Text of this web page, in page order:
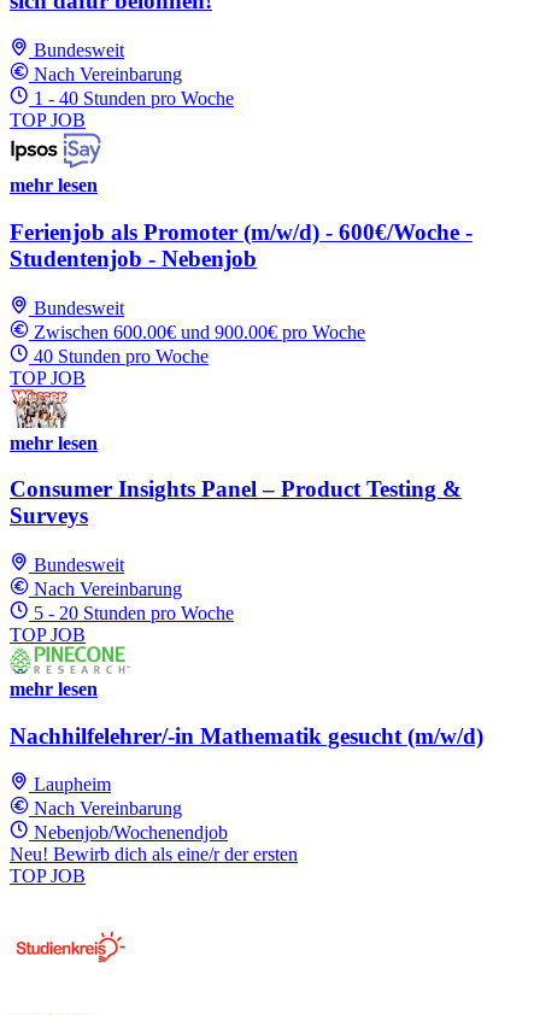
Bundesweit
Nach Vereinbarung
1 - 40 Stunden pro Woche
TOP JOB
mehr lesen
Ferienjob als Promoter (m/w/d) - 600€/Woche -
Studentenjob - Nebenjob
Bundesweit
Zwischen 600.00€ und 900.00€ pro Woche
40 Stunden pro Woche
TOP JOB
mehr lesen
Consumer Insights Panel – Product Testing &
Surveys
Bundesweit
Nach Vereinbarung
5 - 20 Stunden pro Woche
TOP JOB
mehr lesen
Nachhilfelehrer/-in Mathematik gesucht (m/w/d)
Laupheim
Nach Vereinbarung
Nebenjob/Wochenendjob
Neu! Bewirb dich als eine/r der ersten
TOP JOB